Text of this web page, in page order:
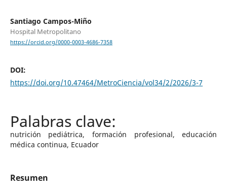
Santiago Campos-Miño
Hospital Metropolitano
https://orcid.org/0000-0003-4686-7358
DOI:
https://doi.org/10.47464/MetroCiencia/vol34/2/2026/3-7
nutrición pediátrica, formación profesional, educación
médica continua, Ecuador
Resumen